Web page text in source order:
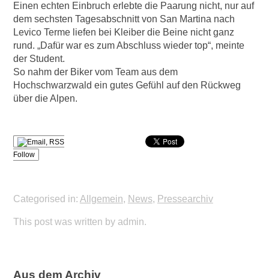
Einen echten Einbruch erlebte die Paarung nicht, nur auf
dem sechsten Tagesabschnitt von San Martina nach
Levico Terme liefen bei Kleiber die Beine nicht ganz
rund. „Dafür war es zum Abschluss wieder top“, meinte
der Student.
So nahm der Biker vom Team aus dem
Hochschwarzwald ein gutes Gefühl auf den Rückweg
über die Alpen.
Follow
Categorised in: Allgemein, News, Pressearchiv
This post was written by admin.
Aus dem Archiv